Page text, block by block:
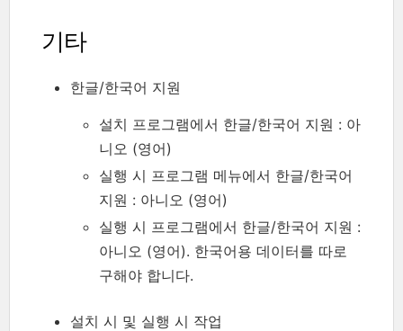
기타
한글/한국어 지원
설치 프로그램에서 한글/한국어 지원 : 아
니오 (영어)
실행 시 프로그램 메뉴에서 한글/한국어
지원 : 아니오 (영어)
실행 시 프로그램에서 한글/한국어 지원 :
아니오 (영어). 한국어용 데이터를 따로
구해야 합니다.
설치 시 및 실행 시 작업